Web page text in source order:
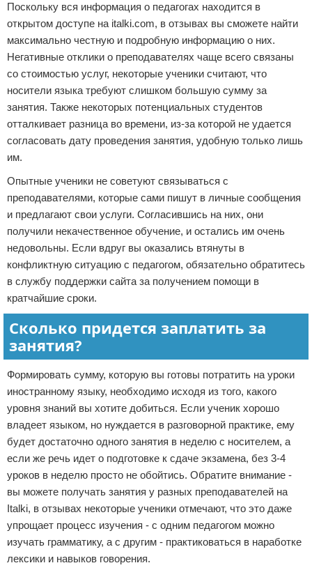
Поскольку вся информация о педагогах находится в
открытом доступе на italki.com, в отзывах вы сможете найти
максимально честную и подробную информацию о них.
Негативные отклики о преподавателях чаще всего связаны
со стоимостью услуг, некоторые ученики считают, что
носители языка требуют слишком большую сумму за
занятия. Также некоторых потенциальных студентов
отталкивает разница во времени, из-за которой не удается
согласовать дату проведения занятия, удобную только лишь
им.
Опытные ученики не советуют связываться с
преподавателями, которые сами пишут в личные сообщения
и предлагают свои услуги. Согласившись на них, они
получили некачественное обучение, и остались им очень
недовольны. Если вдруг вы оказались втянуты в
конфликтную ситуацию с педагогом, обязательно обратитесь
в службу поддержки сайта за получением помощи в
кратчайшие сроки.
Сколько придется заплатить за
занятия?
Формировать сумму, которую вы готовы потратить на уроки
иностранному языку, необходимо исходя из того, какого
уровня знаний вы хотите добиться. Если ученик хорошо
владеет языком, но нуждается в разговорной практике, ему
будет достаточно одного занятия в неделю с носителем, а
если же речь идет о подготовке к сдаче экзамена, без 3-4
уроков в неделю просто не обойтись. Обратите внимание -
вы можете получать занятия у разных преподавателей на
Italki, в отзывах некоторые ученики отмечают, что это даже
упрощает процесс изучения - с одним педагогом можно
изучать грамматику, а с другим - практиковаться в наработке
лексики и навыков говорения.